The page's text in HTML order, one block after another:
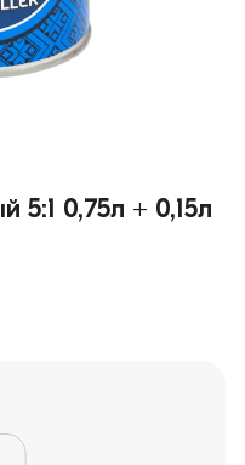
5:1 0,75л + 0,15л